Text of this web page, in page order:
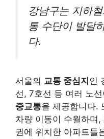
강남구는 지하
통 수단이 발달
다.
서울의 교통 중심지 인
선, 7호선 등 여러 노
중교통을 제공합니다.
차량 이동이 수월하며
권에 위치한 아파트들